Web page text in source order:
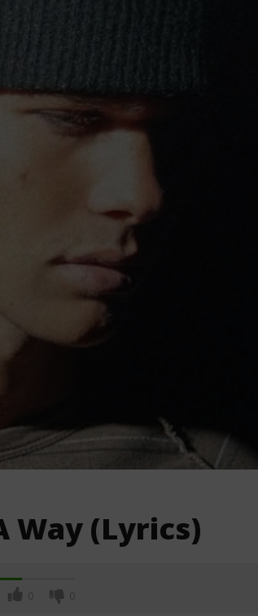
Way (Lyrics)
0 0